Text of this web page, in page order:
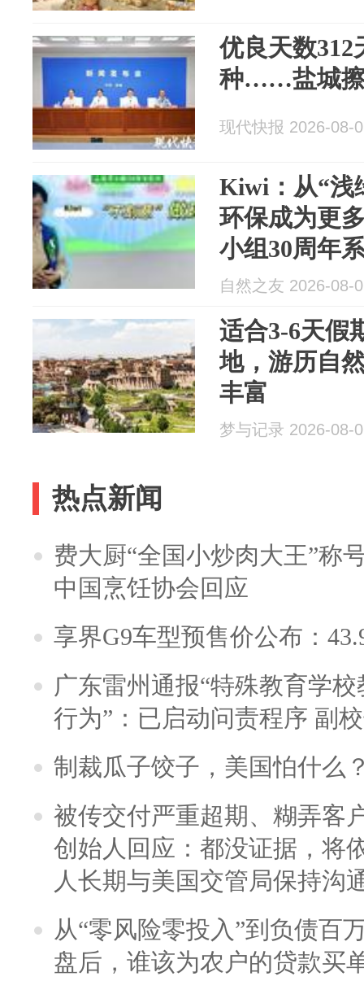
优良天数312
种……盐城擦
现代快报 2026-08-
Kiwi：从“浅
环保成为更
小组30周年
自然之友 2026-08-
适合3-6天假
地，游历自
丰富
梦与记录 2026-08-
热点新闻
费大厨“全国小炒肉大王”称
中国烹饪协会回应
享界G9车型预售价公布：
广东雷州通报“特殊教育学
行为”：已启动问责程序 副
制裁瓜子饺子，美国怕什么
被传交付严重超期、糊弄客
创始人回应：都没证据，将
人长期与美国交管局保持沟
从“零风险零投入”到负债百
盘后，谁该为农户的贷款买